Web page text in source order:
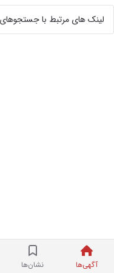
آگهی‌ها نشان‌ها
لینک های مرتبط با